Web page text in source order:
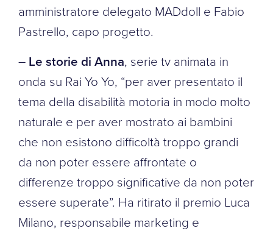
amministratore delegato MADdoll e Fabio
Pastrello, capo progetto.
– Le storie di Anna, serie tv animata in
onda su Rai Yo Yo, “per aver presentato il
tema della disabilità motoria in modo molto
naturale e per aver mostrato ai bambini
che non esistono difficoltà troppo grandi
da non poter essere affrontate o
differenze troppo significative da non poter
essere superate”. Ha ritirato il premio Luca
Milano, responsabile marketing e